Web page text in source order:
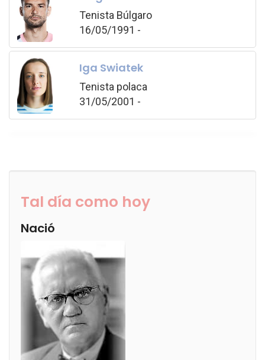
Tenista Búlgaro
16/05/1991 -
Iga Swiatek
Tenista polaca
31/05/2001 -
Tal día como hoy
Nació